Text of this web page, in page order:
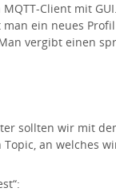
Client mit
ein neues
vergibt einen
sollten wir mit
an welches